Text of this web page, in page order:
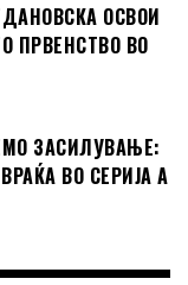
ОСВОИ
ПРВЕНСТВО ВО
ЗАСИЛУВАЊЕ:
ВО СЕРИЈА А